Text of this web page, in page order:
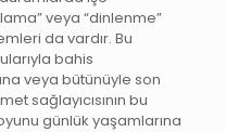
veya “dinlenme”
da vardır. Bu
bahis
veya bütünüyle son
sağlayıcısının bu
günlük yaşamlarına